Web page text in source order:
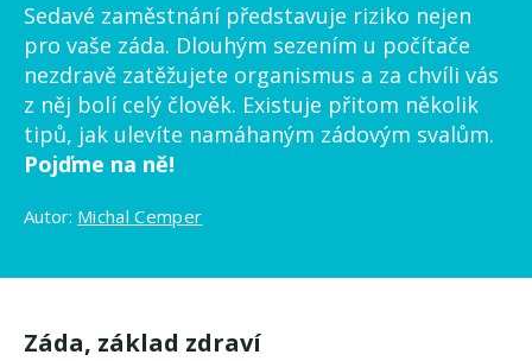
Sedavé zaměstnání představuje riziko nejen
pro vaše záda. Dlouhým sezením u počítače
nezdravě zatěžujete organismus a za chvíli vás
z něj bolí celý člověk. Existuje přitom několik
tipů, jak ulevíte namáhaným zádovým svalům.
Pojďme na ně!
Autor: Michal Cemper
Záda, základ zdraví